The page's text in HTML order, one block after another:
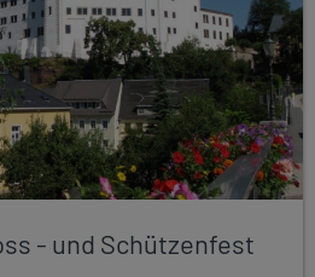
- und Schützenfest